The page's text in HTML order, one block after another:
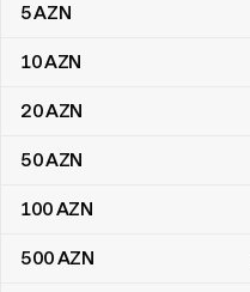
5AZN
10AZN
20AZN
50AZN
100AZN
500AZN